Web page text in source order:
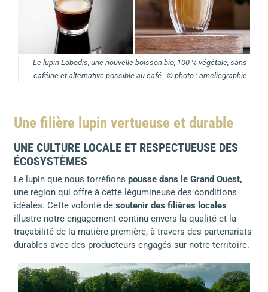
Le lupin Lobodis, une nouvelle boisson bio, 100 % végétale, sans
caféine et alternative possible au café - © photo : ameliegraphie
Une filière lupin vertueuse et durable
UNE CULTURE LOCALE ET RESPECTUEUSE DES
ÉCOSYSTÈMES
Le lupin que nous torréfions pousse dans le Grand Ouest,
une région qui offre à cette légumineuse des conditions
idéales. Cette volonté de soutenir des filières locales
illustre notre engagement continu envers la qualité et la
traçabilité de la matière première, à travers des partenariats
durables avec des producteurs engagés sur notre territoire.